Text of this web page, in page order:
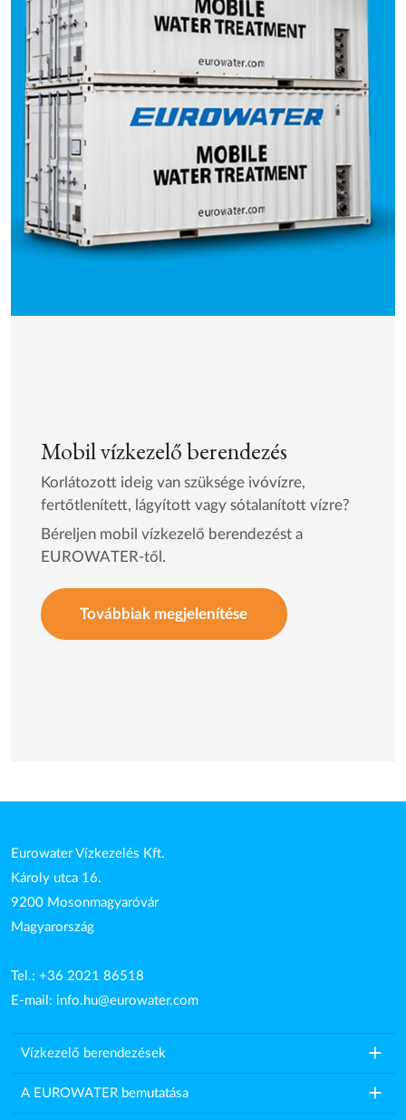
Mobil vízkezelő berendezés
Korlátozott ideig van szüksége ivóvízre,
fertőtlenített, lágyított vagy sótalanított vízre?
Béreljen mobil vízkezelő berendezést a
EUROWATER-től.
Továbbiak megjelenítése
Eurowater Vízkezelés Kft.
Károly utca 16.
9200 Mosonmagyaróvár
Magyarország
Tel.: +36 2021 86518
E-mail: info.hu@eurowater.com
Vízkezelő berendezések add
A EUROWATER bemutatása add